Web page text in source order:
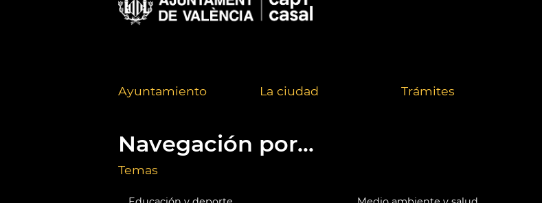
Ayuntamiento La ciudad Trámites
Navegación por...
Temas